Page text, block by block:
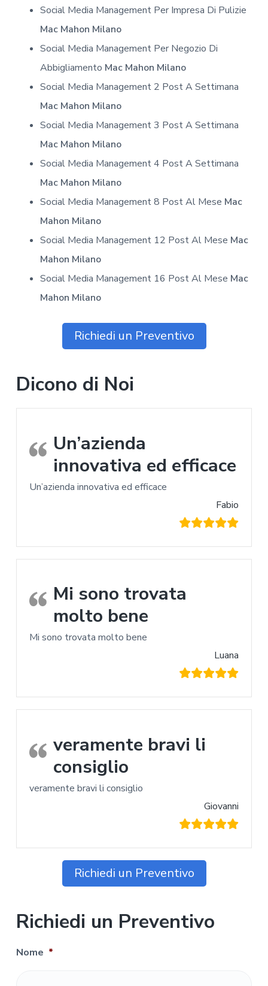
Social Media Management Per Impresa Di Pulizie
Mac Mahon Milano
Social Media Management Per Negozio Di
Abbigliamento Mac Mahon Milano
Social Media Management 2 Post A Settimana
Mac Mahon Milano
Social Media Management 3 Post A Settimana
Mac Mahon Milano
Social Media Management 4 Post A Settimana
Mac Mahon Milano
Social Media Management 8 Post Al Mese Mac
Mahon Milano
Social Media Management 12 Post Al Mese Mac
Mahon Milano
Social Media Management 16 Post Al Mese Mac
Mahon Milano
Richiedi un Preventivo
Dicono di Noi
Un’azienda
innovativa ed efficace
Un’azienda innovativa ed efficace
Fabio
Mi sono trovata
molto bene
Mi sono trovata molto bene
Luana
veramente bravi li
consiglio
veramente bravi li consiglio
Giovanni
Richiedi un Preventivo
Richiedi un Preventivo
Nome *